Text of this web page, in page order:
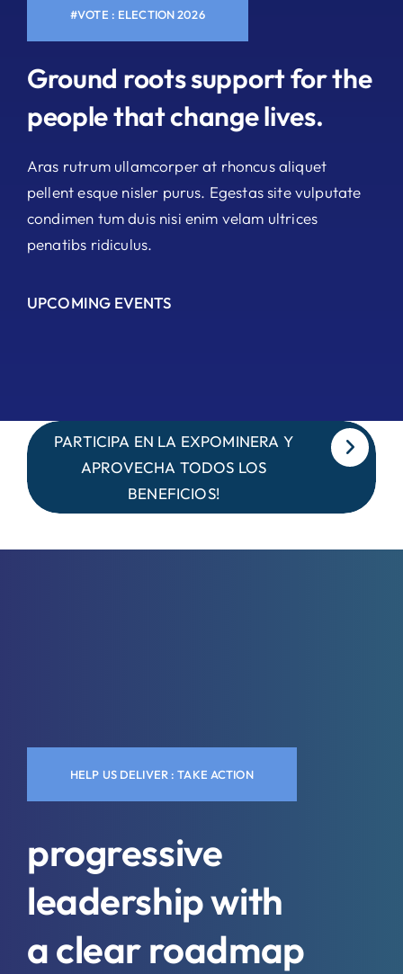
#VOTE : ELECTION 2026
Ground roots support for the
people that change lives.
Aras rutrum ullamcorper at rhoncus aliquet
pellent esque nisler purus. Egestas site vulputate
condimen tum duis nisi enim velam ultrices
penatibs ridiculus.
UPCOMING EVENTS
PARTICIPA EN LA EXPOMINERA Y
APROVECHA TODOS LOS
BENEFICIOS!
HELP US DELIVER : TAKE ACTION
progressive
leadership with
a clear roadmap